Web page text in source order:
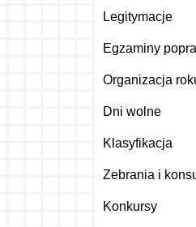
Legitymacje
Egzaminy
Organizacja
Dni wolne
Klasyfikacja
Zebrania i
Konkursy